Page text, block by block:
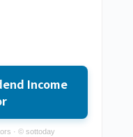
Income
· © sottoday